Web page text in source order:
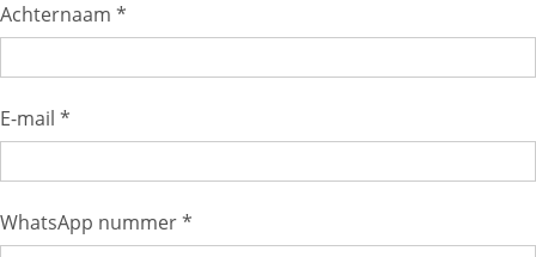
Achternaam *
E-mail *
WhatsApp nummer *